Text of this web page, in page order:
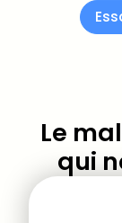
Le
qui